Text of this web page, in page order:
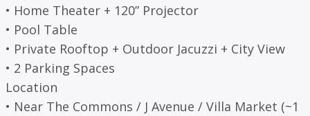
• Home Theater + 120” Projector
• Pool Table
• Private Rooftop + Outdoor Jacuzzi + City View
• 2 Parking Spaces
Location
• Near The Commons / J Avenue / Villa Market (~1